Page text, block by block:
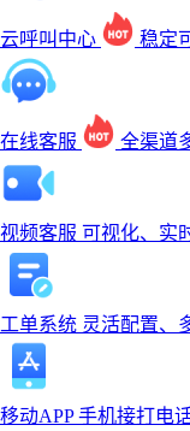
云呼叫中心 稳定
在线客服 全渠道
视频客服 可视化、实
工单系统 灵活配置、
移动APP手机接打电